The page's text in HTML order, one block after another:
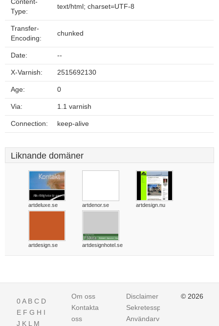
Content-
Type:
text/html; charset=UTF-8
Transfer-
Encoding:
chunked
Date: --
X-Varnish: 2515692130
Age: 0
Via: 1.1 varnish
Connection: keep-alive
Liknande domäner
artdeluxe.se artdenor.se artdesign.nu
artdesign.se artdesignhotel.se
0A B C D
E F G H I
J K L M
Om oss
Kontakta
oss
Disclaimer
Sekretesspolicy
Användarvillkor
© 2026